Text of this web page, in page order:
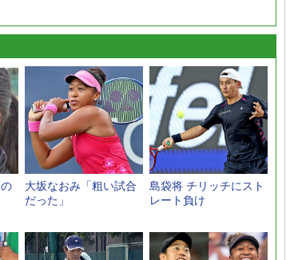
大坂なおみ「粗い試合
だった」
島袋将 チリッチにスト
レート負け